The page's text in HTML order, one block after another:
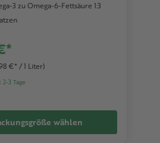
3 zu Omega-6-Fettsäure 1:3
€* / 1 Liter)
3 Tage
wählen